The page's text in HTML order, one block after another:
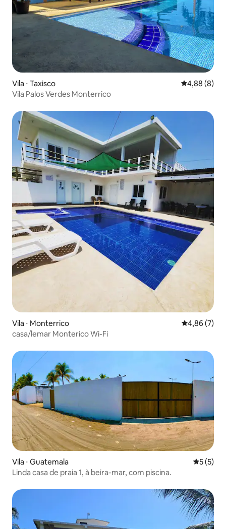
Vila ⋅ Taxisco 4,88 de uma
4,88 (8)
Vila Palos Verdes Monterrico
Vila ⋅ Monterrico 4,86 de uma
4,86 (7)
casa/lemar Monterico Wi-Fi
Vila ⋅ Guatemala 5 de
5 (5)
Linda casa de praia 1, à beira-mar, com piscina.